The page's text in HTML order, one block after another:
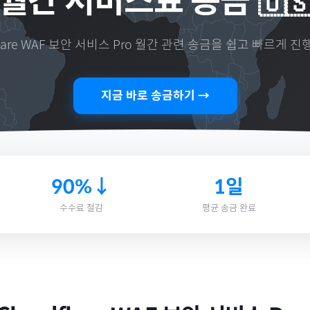
WAF 보안 서비스 Pro 월간 관련 송금을 쉽고 빠르게 진
지금 바로 송금하기 →
90%↓
수수료 절감
1일
평균 송금 완료